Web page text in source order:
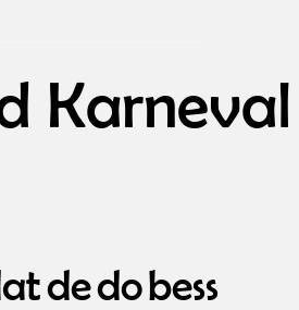
Karneval
de do bess